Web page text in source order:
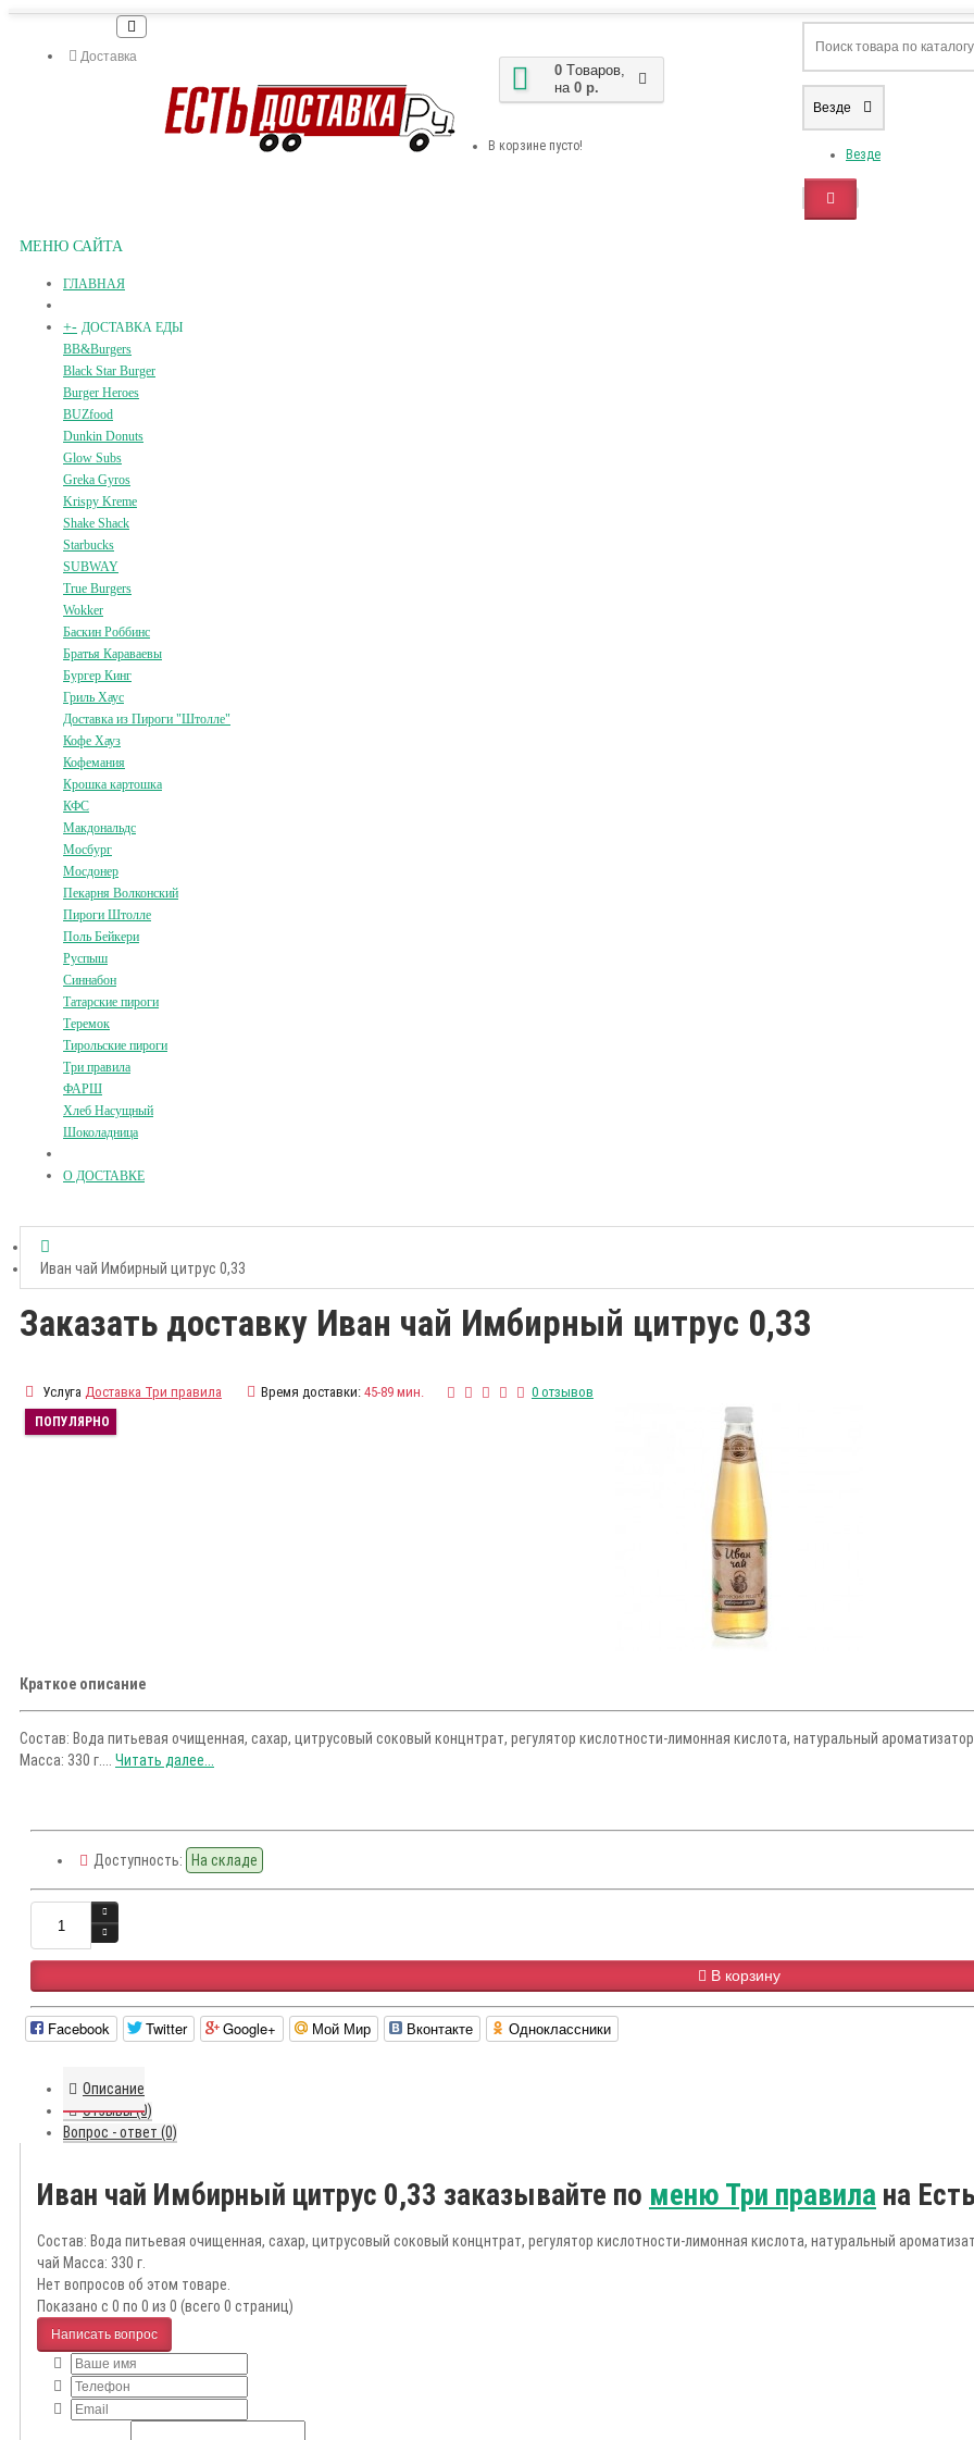
Доставка
0 Tоваров,
на 0 р.
В корзине пусто!
Везде
Везде
МЕНЮ САЙТА
ГЛАВНАЯ
+- ДОСТАВКА ЕДЫ
BB&Burgers
Black Star Burger
Burger Heroes
BUZfood
Dunkin Donuts
Glow Subs
Greka Gyros
Krispy Kreme
Shake Shack
Starbucks
SUBWAY
True Burgers
Wokker
Баскин Роббинс
Братья Караваевы
Бургер Кинг
Гриль Хаус
Доставка из Пироги "Штолле"
Кофе Хауз
Кофемания
Крошка картошка
КФС
Макдональдс
Мосбург
Мосдонер
Пекарня Волконский
Пироги Штолле
Поль Бейкери
Руспыш
Синнабон
Татарские пироги
Теремок
Тирольские пироги
Три правила
ФАРШ
Хлеб Насущный
Шоколадница
О ДОСТАВКЕ
Иван чай Имбирный цитрус 0,33
Заказать доставку Иван чай Имбирный цитрус 0,33
Услуга Доставка Три правила Время доставки: 45-89 мин. 0 отзывов
ПОПУЛЯРНО
Краткое описание
Состав: Вода питьевая очищенная, сахар, цитрусовый соковый концнтрат, регулятор кислотности-лимонная кислота, натуральный
Масса: 330 г.... Читать далее...
Доступность: На складе
В корзину
Facebook Twitter Google+ Мой Мир Вконтакте Одноклассники
Описание
Отзывы (0)
Вопрос - ответ (0)
Иван чай Имбирный цитрус 0,33 заказывайте по меню Три правила на
Состав: Вода питьевая очищенная, сахар, цитрусовый соковый концнтрат, регулятор кислотности-лимонная кислота, натуральный
чай Масса: 330 г.
Нет вопросов об этом товаре.
Показано с 0 по 0 из 0 (всего 0 страниц)
Написать вопрос